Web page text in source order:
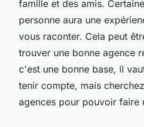
famille et des amis.
personne aura une
vous raconter. Cela peut
trouver une bonne agence
c'est une bonne base, il
tenir compte, mais
agences pour pouvoir faire